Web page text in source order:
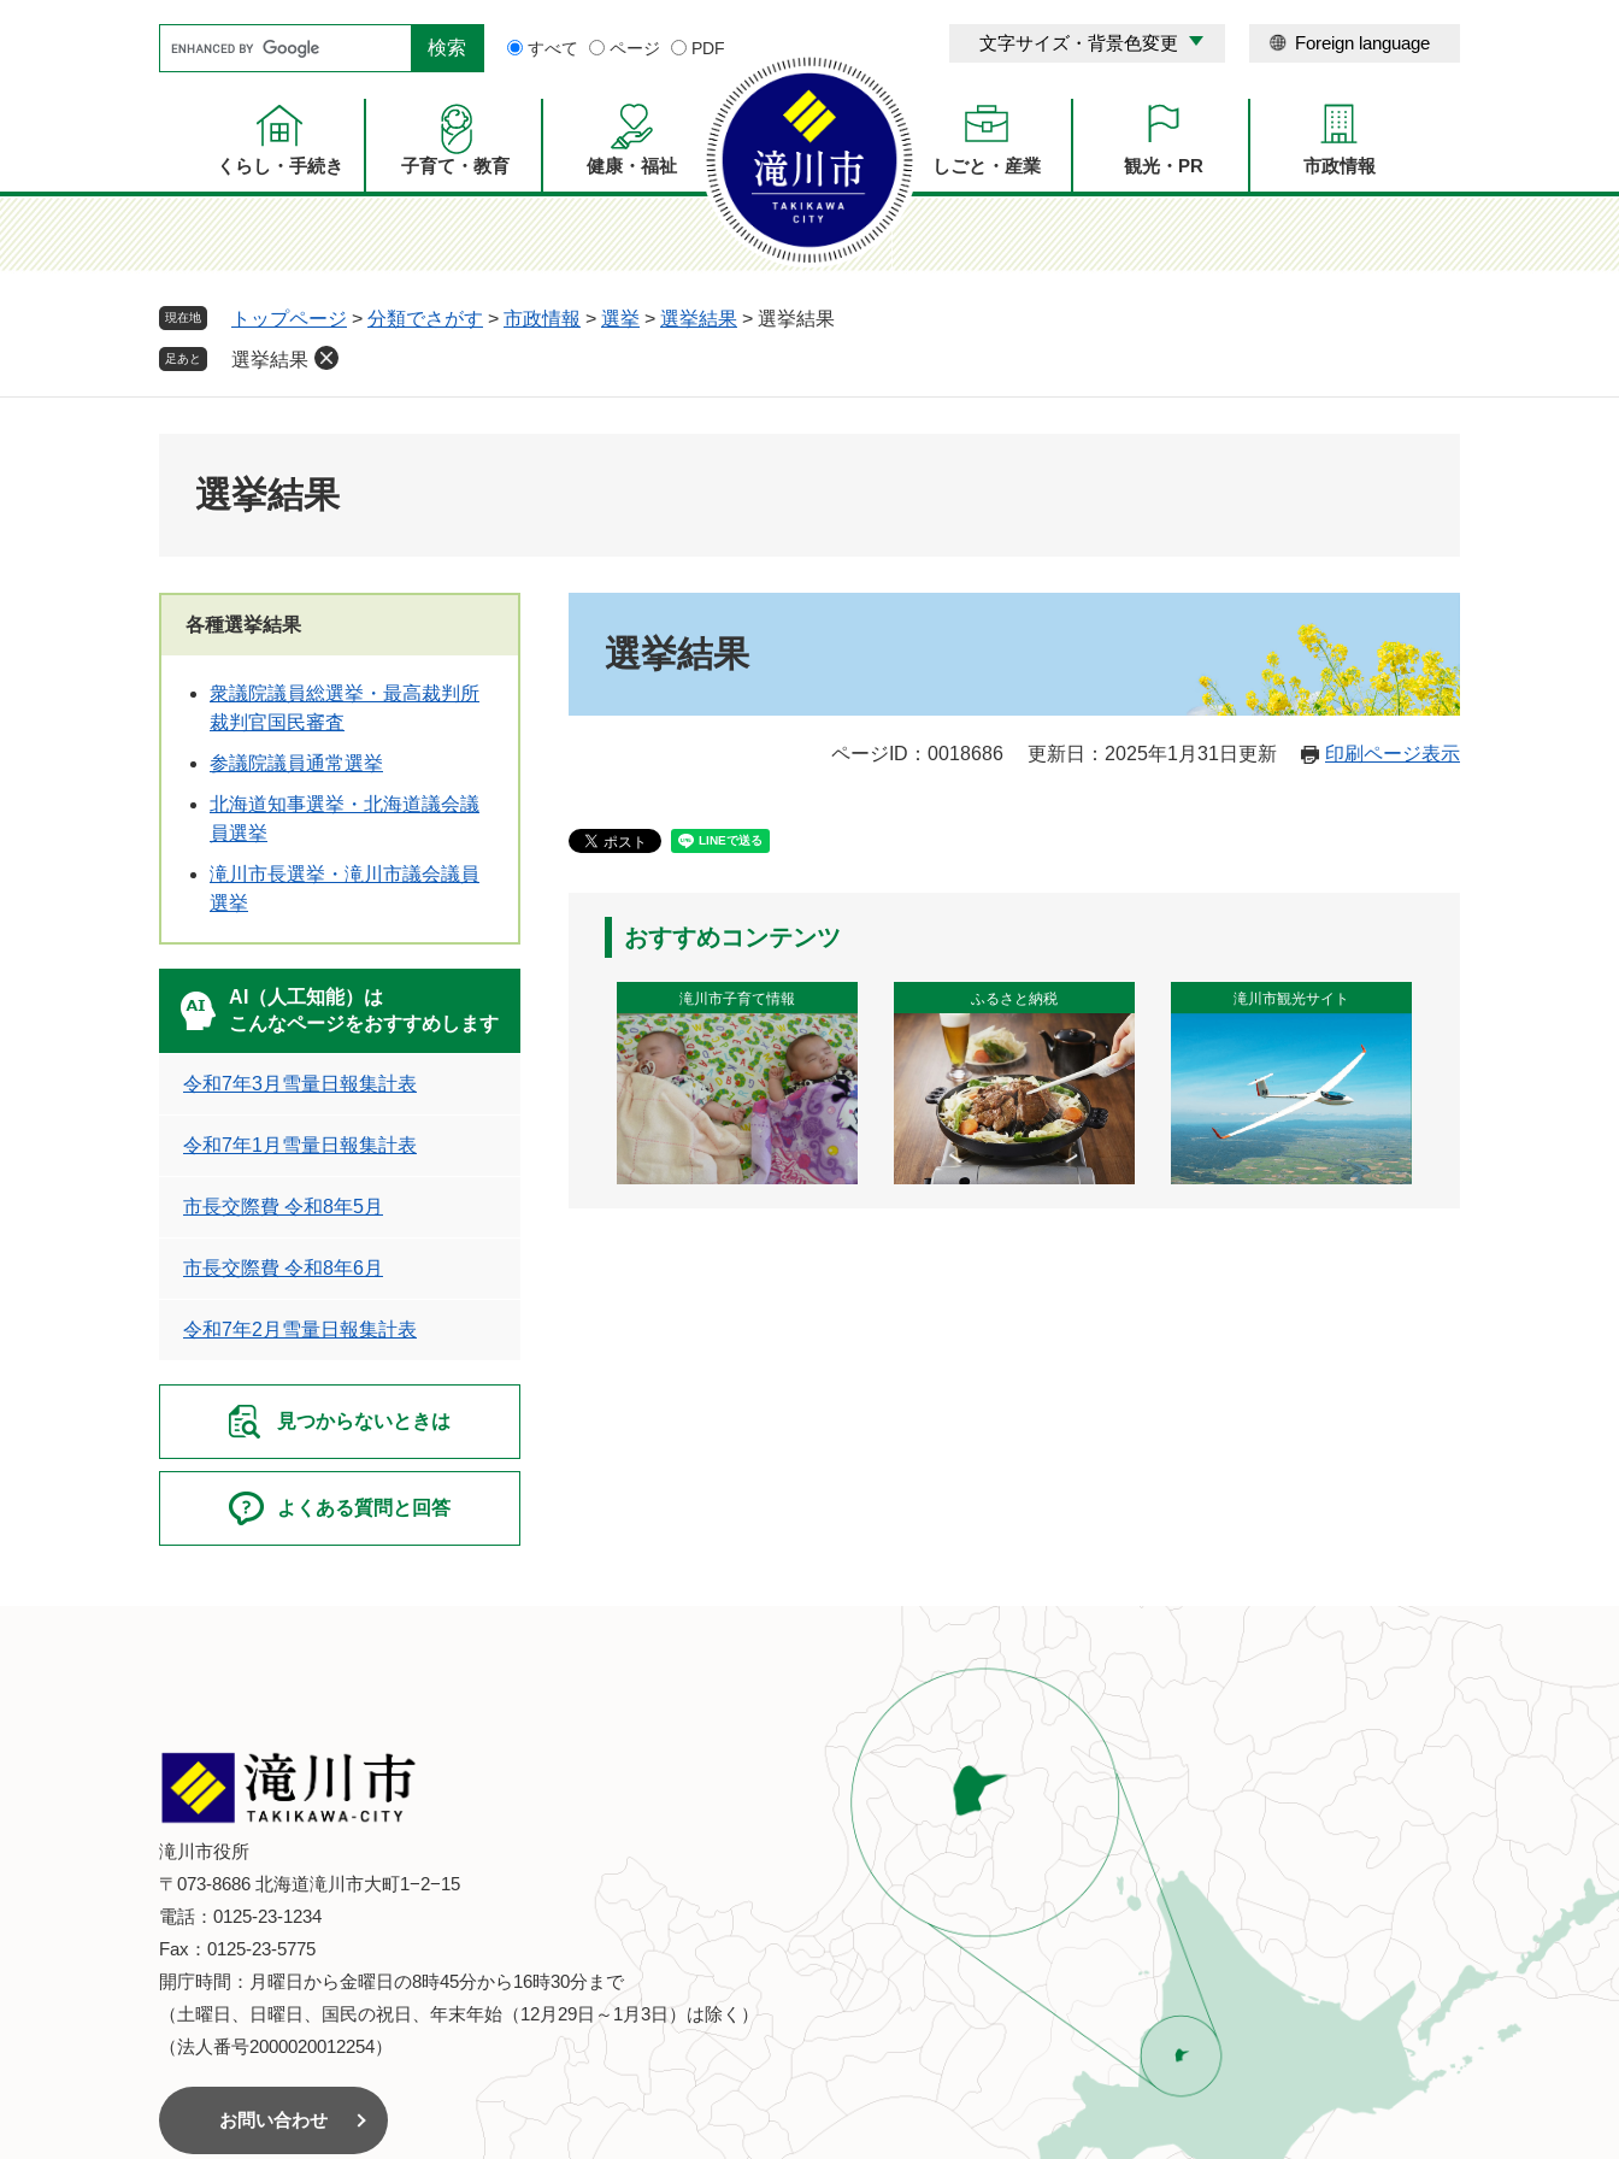
で
す。
ば
し
て
本
索
すべて ページ PDF 文字サイズ・背景色変更 Foreign language
くらし・手続き 子育て・教育 健康・福祉 しごと・産業 観光・PR 市政情報
現在地 トップページ > 分類でさがす > 市政情報 > 選挙 > 選挙結果 > 選挙結果
足あと 選挙結果
選挙結果
選挙結果
ページID：0018686 更新日：2025年1月31日更新 印刷ページ表示
おすすめコンテンツ
滝川市子育て情報 ふるさと納税 滝川市観光サイト
各種選挙結果
衆議院議員総選挙・最高裁判所
裁判官国民審査
参議院議員通常選挙
北海道知事選挙・北海道議会議
員選挙
滝川市長選挙・滝川市議会議員
選挙
AI（人工知能）は
こんなページをおすすめします
令和7年3月雪量日報集計表
令和7年1月雪量日報集計表
市長交際費 令和8年5月
市長交際費 令和8年6月
令和7年2月雪量日報集計表
見つからないときは
よくある質問と回答
滝川市役所
〒073-8686 北海道滝川市大町1−2−15
電話：0125-23-1234
Fax：0125-23-5775
開庁時間：月曜日から金曜日の8時45分から16時30分まで
（土曜日、日曜日、国民の祝日、年末年始（12月29日～1月3日）は除く）
（法人番号2000020012254）
お問い合わせ